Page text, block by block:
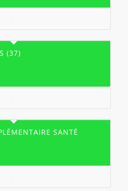
(37)
SANTÉ